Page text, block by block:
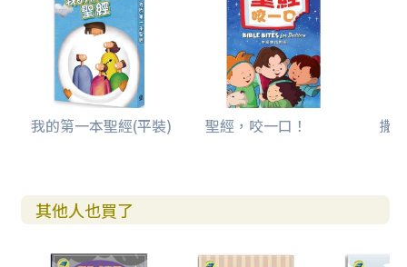
我的第一本聖經(平裝) 聖經，咬一口！ 撒
其他人也買了